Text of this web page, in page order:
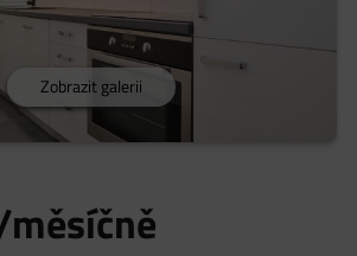
Zobrazit galerii